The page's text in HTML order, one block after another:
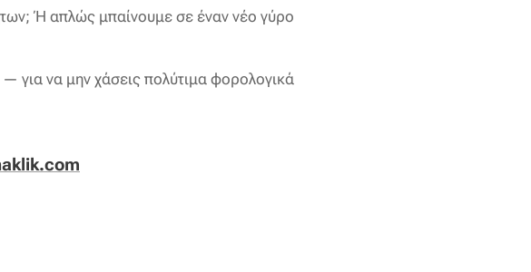
Ή απλώς μπαίνουμε σε έναν νέο γύρο
για να μην χάσεις πολύτιμα φορολογικά